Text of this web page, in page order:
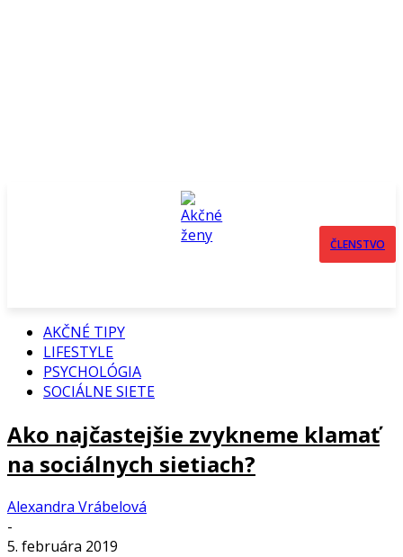
ČLENSTVO
AKČNÉ TIPY
LIFESTYLE
PSYCHOLÓGIA
SOCIÁLNE SIETE
Ako najčastejšie zvykneme klamať
na sociálnych sietiach?
Alexandra Vrábelová
-
5. februára 2019